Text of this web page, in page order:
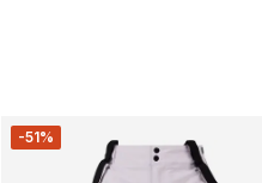
-51%